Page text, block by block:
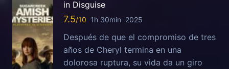
in Disguise
7.5 1h 30min 2025
Después de que el compromiso de tres
años de Cheryl termina en una
dolorosa ruptura, su vida da un giro